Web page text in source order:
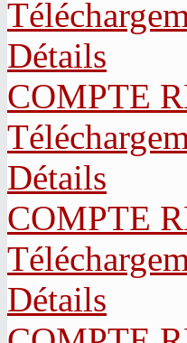
Détails
COMPTE
Détails
COMPTE
Détails